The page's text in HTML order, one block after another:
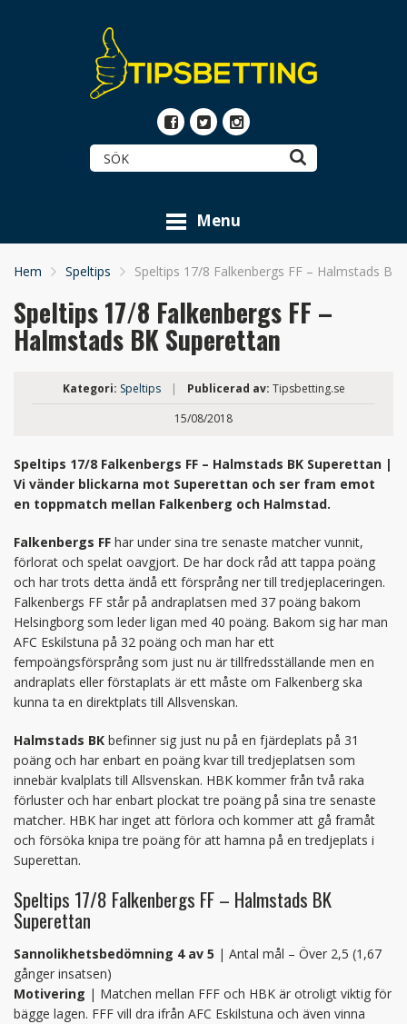
Menu
Hem Speltips Speltips 17/8 Falkenbergs FF – Halmstads BK
Speltips 17/8 Falkenbergs FF –
Halmstads BK Superettan
Kategori: Speltips | Publicerad av: Tipsbetting.se
15/08/2018
Speltips 17/8 Falkenbergs FF – Halmstads BK Superettan |
Vi vänder blickarna mot Superettan och ser fram emot
en toppmatch mellan Falkenberg och Halmstad.
Falkenbergs FF har under sina tre senaste matcher vunnit,
förlorat och spelat oavgjort. De har dock råd att tappa poäng
och har trots detta ändå ett försprång ner till tredjeplaceringen.
Falkenbergs FF står på andraplatsen med 37 poäng bakom
Helsingborg som leder ligan med 40 poäng. Bakom sig har man
AFC Eskilstuna på 32 poäng och man har ett
fempoängsförsprång som just nu är tillfredsställande men en
andraplats eller förstaplats är ett måste om Falkenberg ska
kunna ta en direktplats till Allsvenskan.
Halmstads BK befinner sig just nu på en fjärdeplats på 31
poäng och har enbart en poäng kvar till tredjeplatsen som
innebär kvalplats till Allsvenskan. HBK kommer från två raka
förluster och har enbart plockat tre poäng på sina tre senaste
matcher. HBK har inget att förlora och kommer att gå framåt
och försöka knipa tre poäng för att hamna på en tredjeplats i
Superettan.
Speltips 17/8 Falkenbergs FF – Halmstads BK
Superettan
Sannolikhetsbedömning 4 av 5 | Antal mål – Över 2,5 (1,67
gånger insatsen)
Motivering | Matchen mellan FFF och HBK är otroligt viktig för
bägge lagen. FFF vill dra ifrån AFC Eskilstuna och även vinna